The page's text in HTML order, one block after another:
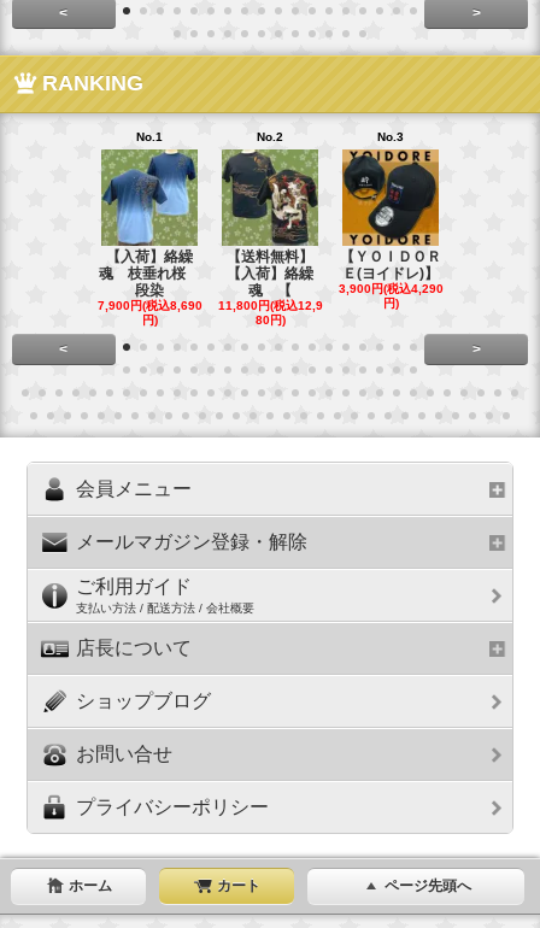
< >
RANKING
No.1
【入荷】絡繰
魂 枝垂れ桜
段染
7,900円(税込8,690
円)
No.2
【送料無料】
【入荷】絡繰
魂 【
11,800円(税込12,9
80円)
No.3
【ＹＯＩＤＯＲ
Ｅ(ヨイドレ)】
3,900円(税込4,290
円)
< >
会員メニュー
メールマガジン登録・解除
ご利用ガイド
支払い方法 / 配送方法 / 会社概要
店長について
ショップブログ
お問い合せ
プライバシーポリシー
ホーム カート ページ先頭へ